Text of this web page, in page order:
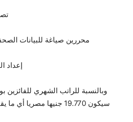
محررين صياغة للبيانات
إعداد
وبالنسبة للراتب الشهري للفائزين
سيكون 19.770 جنيها مصريا أي ما يقارب 20 ألف جنيه مصري.